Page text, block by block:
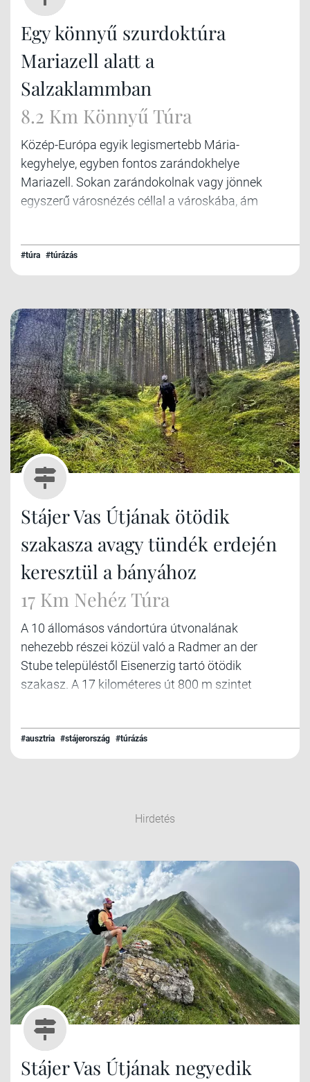
Egy könnyű szurdoktúra
Mariazell alatt a
Salzaklammban
8.2 Km Könnyű Túra
Közép-Európa egyik legismertebb Mária-
kegyhelye, egyben fontos zarándokhelye
Mariazell. Sokan zarándokolnak vagy jönnek
egyszerű városnézés céllal a városkába, ám
közül egy könnyű, családi túrára csábítunk
titeket.
#túra #túrázás
Stájer Vas Útjának ötödik
szakasza avagy tündék erdején
keresztül a bányához
17 Km Nehéz Túra
A 10 állomásos vándortúra útvonalának
nehezebb részei közül való a Radmer an der
Stube településtől Eisenerzig tartó ötödik
szakasz. A 17 kilométeres út 800 m szintet
#ausztria #stájerország #túrázás
Hirdetés
Stájer Vas Útjának negyedik